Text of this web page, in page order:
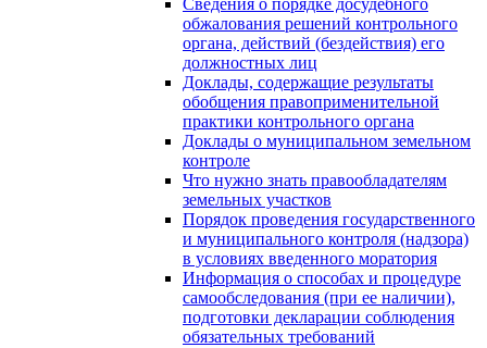
Сведения о порядке досудебного
обжалования решений контрольного
органа, действий (бездействия) его
должностных лиц
Доклады, содержащие результаты
обобщения правоприменительной
практики контрольного органа
Доклады о муниципальном земельном
контроле
Что нужно знать правообладателям
земельных участков
Порядок проведения государственного
и муниципального контроля (надзора)
в условиях введенного моратория
Информация о способах и процедуре
самообследования (при ее наличии),
подготовки декларации соблюдения
обязательных требований